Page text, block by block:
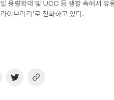
용량확대 및 UCC 등 생활 속에서 유
이브러리’로 진화하고 있다.